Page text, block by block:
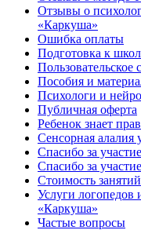
Отзывы о
«Каркуша»
Ошибка оплаты
Подготовка к
Пособия и
Психологи и
Публичная оферта
Ребенок знает
Сенсорная алалия
Спасибо за
Спасибо за
Стоимость занятий
Услуги логопедов
«Каркуша»
Частые вопросы